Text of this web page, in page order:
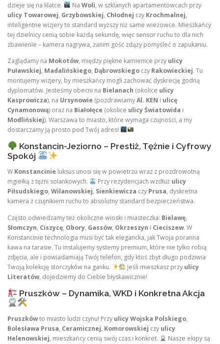
dzieje się na klatce.
Na Woli, w szklanych apartamentowcach przy
ulicy Towarowej, Grzybowskiej, Chłodnej czy Krochmalnej,
inteligentne wizjery to standard wyższy niż same wieżowce. Mieszkańcy
tej dzielnicy cenią sobie każdą sekundę, więc sensor ruchu to dla nich
zbawienie – kamera nagrywa, zanim gość zdąży pomyśleć o zapukaniu.
Zaglądamy na Mokotów, między piękne kamienice przy ulicy
Puławskiej, Madalińskiego, Dąbrowskiego czy Rakowieckiej. Tu
montujemy wizjery, by mieszkańcy mogli zachować dyskrecję godną
dyplomatów. Jesteśmy obecni na Bielanach (okolice ulicy
Kasprowicza), na Ursynowie (pozdrawiamyAl. KEN i ulicę
Cynamonową) oraz na Białołęce (okolice ulicy Światowida i
Modlińskiej). Warszawa to miasto, które wymaga czujności, a my
dostarczamy ją prosto pod Twój adres!
Konstancin-Jeziorno – Prestiż, Tężnie i Cyfrowy
Spokój
W Konstancinie luksus unosi się w powietrzu wraz z prozdrowotną
mgiełką z tężni solankowych.
Przy rezydencjach wzdłuż ulicy
Piłsudskiego, Wilanowskiej, Sienkiewicza czy Prusa, dyskretna
kamera z czujnikiem ruchu to absolutny standard bezpieczeństwa.
Często odwiedzamy też okoliczne wioski i miasteczka: Bielawę,
Słomczyn, Ciszycę, Obory, Gassów, Okrzeszyn i Cieciszew. W
Konstancinie technologia musi być tak elegancka, jak Twoja poranna
kawa na tarasie. Tu instalujemy systemy premium, które nie tylko robią
zdjęcia, ale i powiadamiają Twój telefon, gdy ktoś zbyt długo podziwia
Twoją kolekcję storczyków na ganku.
Jeśli mieszkasz przy ulicy
Literatów, dojedziemy do Ciebie błyskawicznie!
Pruszków – Dynamika, WKD i Konkretna Akcja
Pruszkówto miasto ludzi czynu! Przy ulicy Wojska Polskiego,
Bolesława Prusa, Ceramicznej, Komorowskiej czy ulicy
Helenowskiej, mieszkańcy cenią swój czas i konkret. Nasze ekipy są